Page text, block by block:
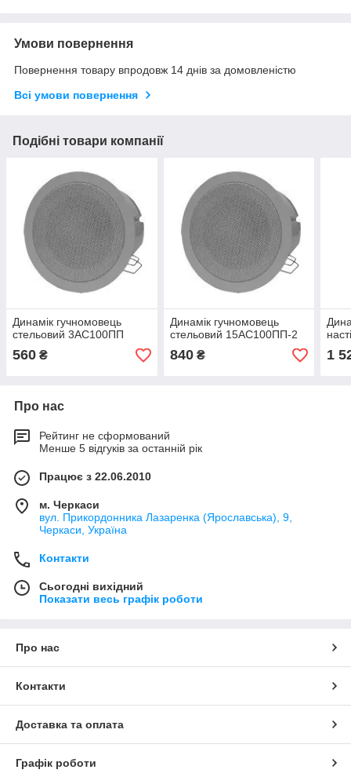
Умови повернення
Повернення товару впродовж 14 днів за домовленістю
Всі умови повернення
Подібні товари компанії
Динамік гучномовець
стельовий 3АС100ПП
560 ₴
Динамік гучномовець
стельовий 15АС100ПП-2
840₴ 1
Про нас
Рейтинг не сформований
Менше 5 відгуків за останній рік
Працює з 22.06.2010
м. Черкаси
вул. Прикордонника Лазаренка (Ярославська), 9,
Черкаси, Україна
Контакти
Сьогодні вихідний
Показати весь графік роботи
Про нас
Контакти
Доставка та оплата
Графік роботи